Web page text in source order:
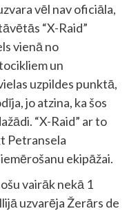
vēl nav oficiāla,
“X-Raid”
vienā no
un
uzpildes punktā,
jo atzina, ka šos
“X-Raid” ar to
Petransela
ekipāžai.
vairāk nekā 1
uzvarēja Žerārs de